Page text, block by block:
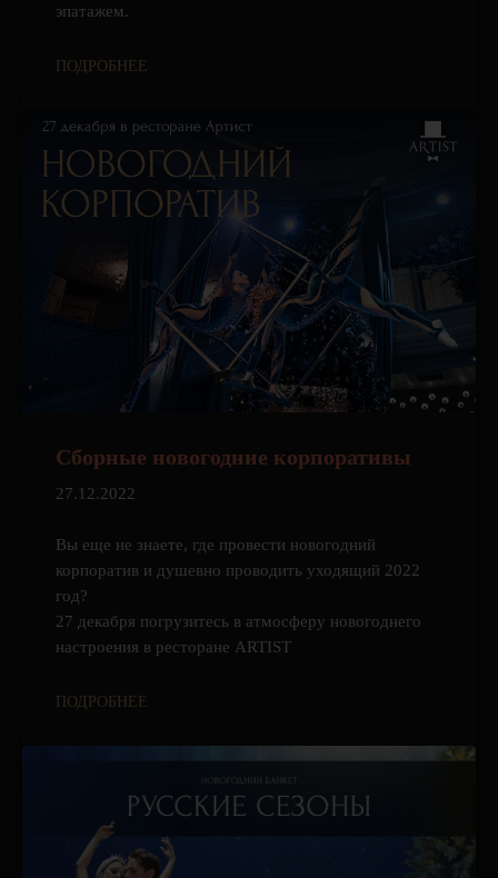
эпатажем.
ПОДРОБНЕЕ
Сборные новогодние корпоративы
27.12.2022
Вы еще не знаете, где провести новогодний
корпоратив и душевно проводить уходящий 2022
год?
27 декабря погрузитесь в атмосферу новогоднего
настроения в ресторане ARTIST
ПОДРОБНЕЕ